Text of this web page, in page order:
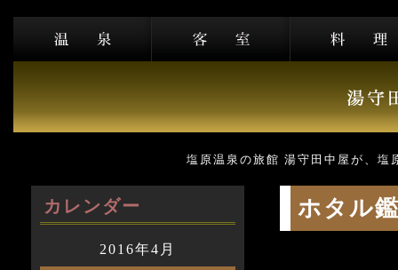
塩原温泉の旅館 湯守田中屋が、塩
カレンダー
2016年4月
ホタル